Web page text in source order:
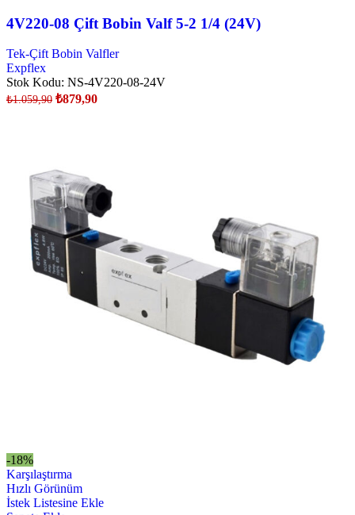
4V220-08 Çift Bobin Valf 5-2 1/4 (24V)
Tek-Çift Bobin Valfler
Expflex
Stok Kodu: NS-4V220-08-24V
₺1.059,90 ₺879,90
-18%
Karşılaştırma
Hızlı Görünüm
İstek Listesine Ekle